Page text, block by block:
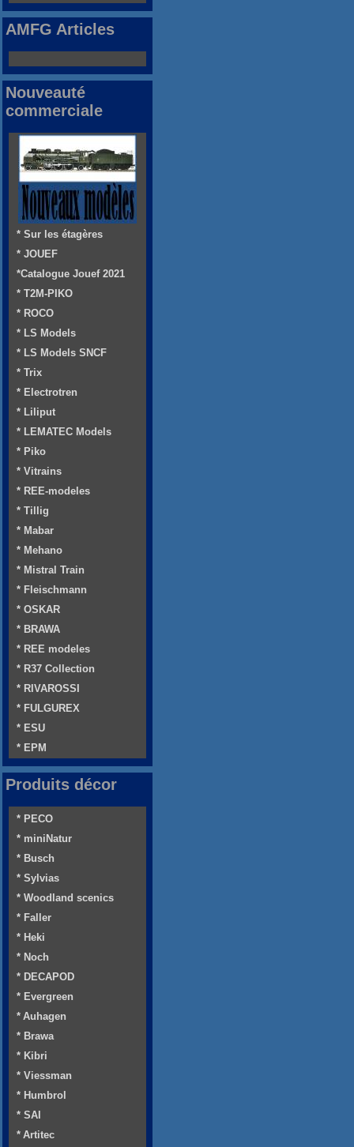
AMFG Articles
Nouveauté
commerciale
* Sur les étagères
* JOUEF
*Catalogue Jouef 2021
* T2M-PIKO
* ROCO
* LS Models
* LS Models SNCF
* Trix
* Electrotren
* Liliput
* LEMATEC Models
* Piko
* Vitrains
* REE-modeles
* Tillig
* Mabar
* Mehano
* Mistral Train
* Fleischmann
* OSKAR
* BRAWA
* REE modeles
* R37 Collection
* RIVAROSSI
* FULGUREX
* ESU
* EPM
Produits décor
* PECO
* miniNatur
* Busch
* Sylvias
* Woodland scenics
* Faller
* Heki
* Noch
* DECAPOD
* Evergreen
* Auhagen
* Brawa
* Kibri
* Viessman
* Humbrol
* SAI
* Artitec